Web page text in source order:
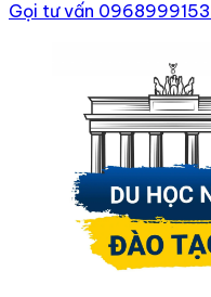
Gọi tư vấn 0968999153